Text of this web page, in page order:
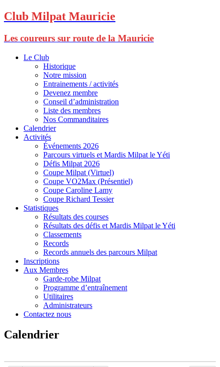
Club Milpat Mauricie
Les coureurs sur route de la Mauricie
Le Club
Historique
Notre mission
Entrainements / activités
Devenez membre
Conseil d’administration
Liste des membres
Nos Commanditaires
Calendrier
Activités
Événements 2026
Parcours virtuels et Mardis Milpat le Yéti
Défis Milpat 2026
Coupe Milpat (Virtuel)
Coupe VO2Max (Présentiel)
Coupe Caroline Lamy
Coupe Richard Tessier
Statistiques
Résultats des courses
Résultats des défis et Mardis Milpat le Yéti
Classements
Records
Records annuels des parcours Milpat
Inscriptions
Aux Membres
Garde-robe Milpat
Programme d’entraînement
Utilitaires
Administrateurs
Contactez nous
Calendrier